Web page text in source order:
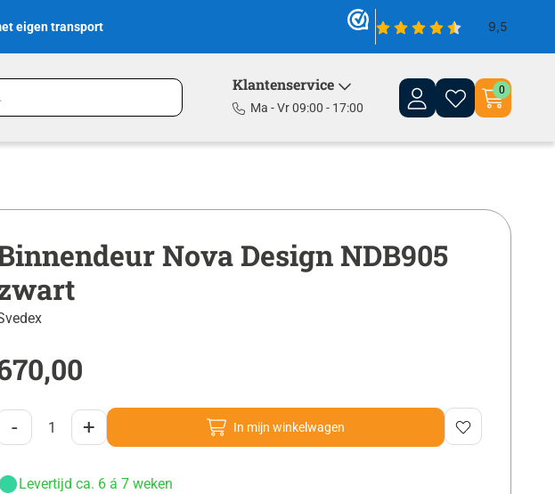
eigen transport
Klantenservice
Ma - Vr 09:00 - 17:00
0
Nova Design NDB905
- + In mijn winkelwagen
Levertijd ca. 6 á 7 weken